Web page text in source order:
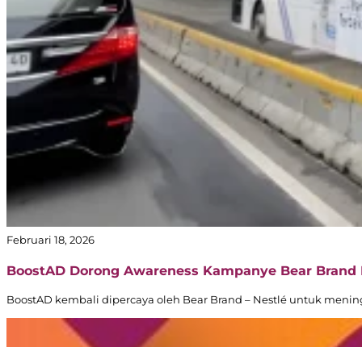
Februari 18, 2026
BoostAD Dorong Awareness Kampanye Bear
BoostAD kembali dipercaya oleh Bear Brand – Nestlé untuk